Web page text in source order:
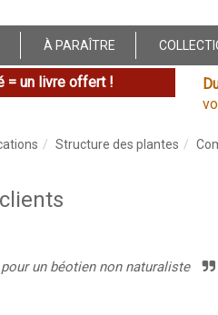
À PARAÎTRE
= un livre offert !
Structure des plantes
un béotien non naturaliste